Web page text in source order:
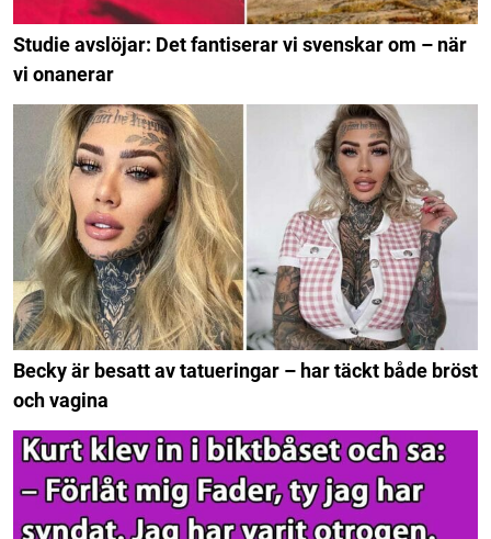
Studie avslöjar: Det fantiserar vi svenskar om – när
vi onanerar
Becky är besatt av tatueringar – har täckt både bröst
och vagina